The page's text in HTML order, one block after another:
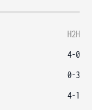
H2H
4-0
0-3
4-1